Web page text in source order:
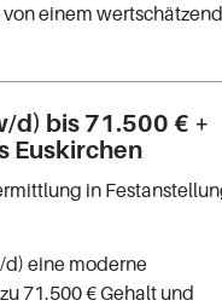
einem
d) bis 71.500 € +
Euskirchen
in
eine moderne
71.500 € Gehalt und